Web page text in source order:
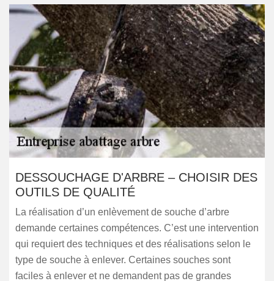
DESSOUCHAGE D'ARBRE – CHOISIR DES
OUTILS DE QUALITÉ
La réalisation d’un enlèvement de souche d’arbre
demande certaines compétences. C’est une intervention
qui requiert des techniques et des réalisations selon le
type de souche à enlever. Certaines souches sont
faciles à enlever et ne demandent pas de grandes